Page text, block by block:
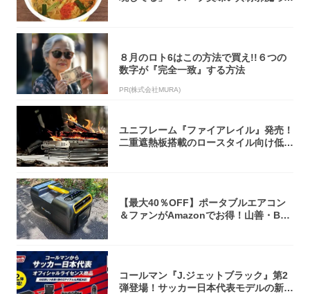
８月のロト6はこの方法で買え!!６つの
数字が『完全一致』する方法
PR(株式会社MURA)
ユニフレーム『ファイアレイル』発売！
二重遮熱板搭載のロースタイル向け低型
【最大40％OFF】ポータブルエアコン
＆ファンがAmazonでお得！山善・Bo
コールマン『J.ジェットブラック』第2
弾登場！サッカー日本代表モデルの新作